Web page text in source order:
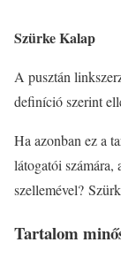
Szürke Kalap
A pusztán
definíció szerint
Ha azonban ez a
látogatói számára,
szellemével?
Tartalom